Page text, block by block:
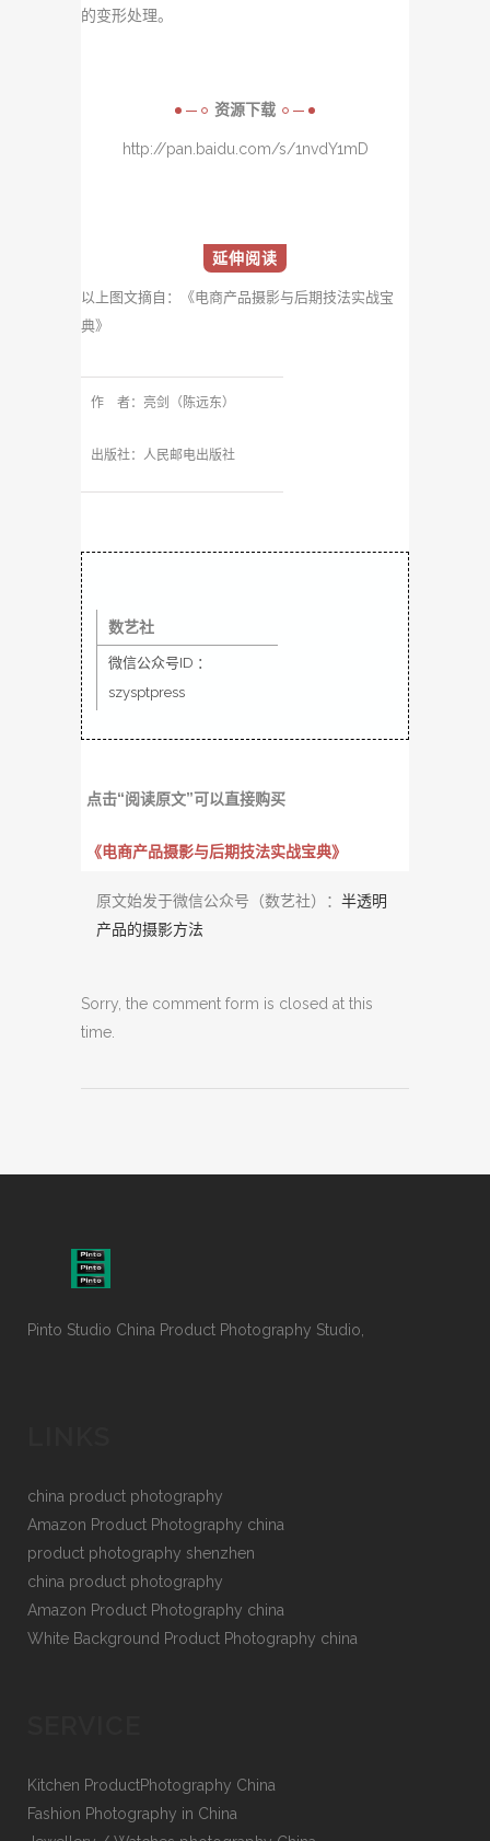
的变形处理。
资源下载
http://pan.baidu.com/s/1nvdY1mD
延伸阅读
以上图文摘自：《电商产品摄影与后期技法实战宝
典》
作 者：亮剑（陈远东）
出版社：人民邮电出版社
数艺社
微信公众号ID ：
szysptpress
点击“阅读原文”可以直接购买
《电商产品摄影与后期技法实战宝典》
原文始发于微信公众号（数艺社）： 半透明
产品的摄影方法
Sorry, the comment form is closed at this
time.
Pinto Studio China Product Photography Studio,
china product photography
Amazon Product Photography china
product photography shenzhen
china product photography
Amazon Product Photography china
White Background Product Photography china
Kitchen ProductPhotography China
Fashion Photography in China